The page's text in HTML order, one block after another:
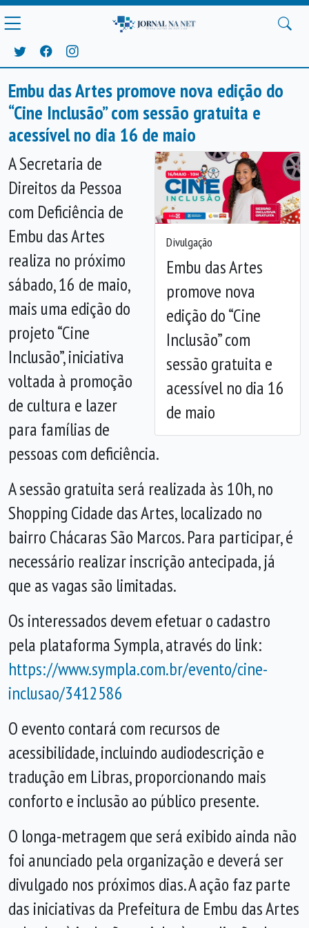
Embu das Artes promove nova edição do
“Cine Inclusão” com sessão gratuita e
acessível no dia 16 de maio
Divulgação
Embu das Artes
promove nova
edição do “Cine
Inclusão” com
sessão gratuita e
acessível no dia 16
de maio
Anterior
A Secretaria de
Direitos da Pessoa
com Deficiência de
Embu das Artes
realiza no próximo
sábado, 16 de maio,
mais uma edição do
projeto “Cine
Inclusão”, iniciativa
voltada à promoção
de cultura e lazer
para famílias de
pessoas com deficiência.
A sessão gratuita será realizada às 10h, no
Shopping Cidade das Artes, localizado no
bairro Chácaras São Marcos. Para participar, é
necessário realizar inscrição antecipada, já
que as vagas são limitadas.
Os interessados devem efetuar o cadastro
pela plataforma Sympla, através do link:
https://www.sympla.com.br/evento/cine-
inclusao/3412586
O evento contará com recursos de
acessibilidade, incluindo audiodescrição e
tradução em Libras, proporcionando mais
conforto e inclusão ao público presente.
O longa-metragem que será exibido ainda não
foi anunciado pela organização e deverá ser
divulgado nos próximos dias. A ação faz parte
das iniciativas da Prefeitura de Embu das Artes